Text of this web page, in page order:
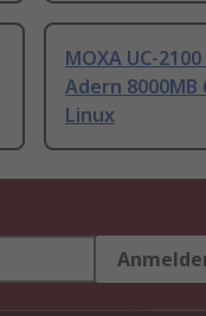
MOXA UC-
Adern 8000MB
Linux